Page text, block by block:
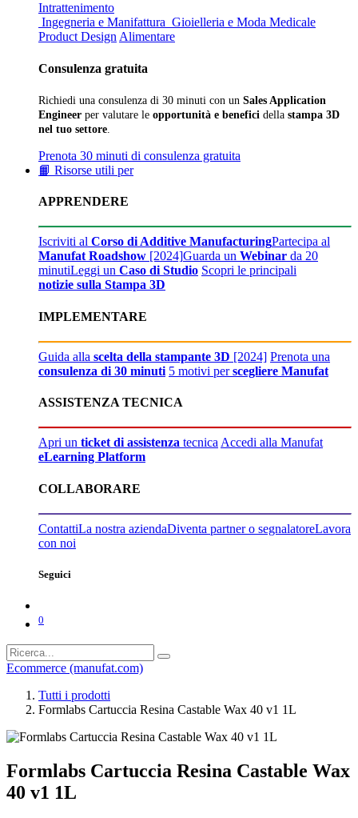
Intrattenimento
Ingegneria e Manifattura Gioielleria e Moda Medicale
Product Design Alimentare
Consulenza gratuita
Richiedi una consulenza di 30 minuti con un Sales Application
Engineer per valutare le opportunità e benefici della stampa 3D
nel tuo settore
Prenota 30 minuti di consulenza gratuita
📙 Risorse utili per
APPRENDERE
Iscriviti al Corso di Additive ManufacturingPartecipa al
Manufat Roadshow [2024]Guarda un Webinar da 20
minutiLeggi un Caso di Studio Scopri le principali
notizie sulla Stampa 3D
IMPLEMENTARE
Guida alla scelta della stampante 3D [2024] Prenota una
consulenza di 30 minuti 5 motivi perscegliere Manufat
ASSISTENZA TECNICA
Apri un ticket di assistenza tecnicaAccedi alla Manufat
eLearning Platform
COLLABORARE
ContattiLa nostra aziendaDiventa partner o segnalatoreLavora
con noi
Seguici
0
Ecommerce (manufat.com)
Tutti i prodotti
Formlabs Cartuccia Resina Castable Wax 40 v1 1L
Formlabs Cartuccia Resina Castable Wax
40 v1 1L